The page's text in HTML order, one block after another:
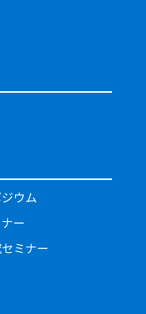
ウム
ー
ミナー